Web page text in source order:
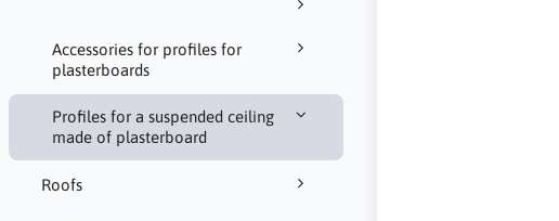
Accessories for profiles for
plasterboards
Profiles for a suspended ceiling
made of plasterboard
Roofs